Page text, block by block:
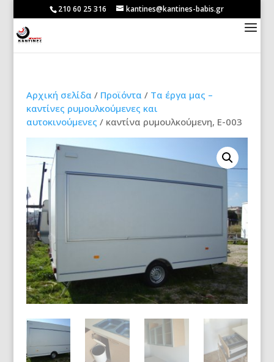
210 60 25 316 kantines@kantines-babis.gr
Αρχική σελίδα / Προϊόντα / Τα έργα μας –
καντίνες ρυμουλκούμενες και
αυτοκινούμενες / καντίνα ρυμουλκούμενη, E-003